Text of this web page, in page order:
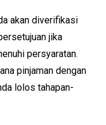
akan diverifikasi
jika
persyaratan.
pinjaman dengan
lolos tahapan-